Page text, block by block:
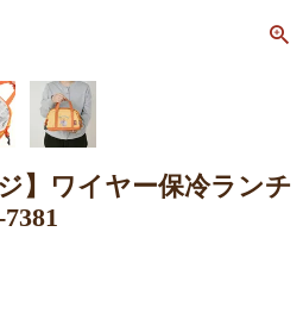
】ワイヤー保冷ランチ